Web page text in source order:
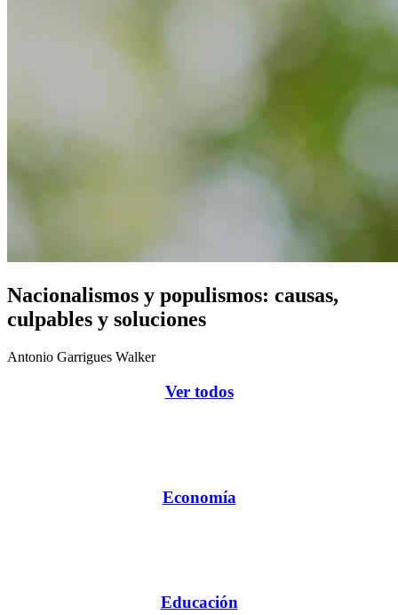
Nacionalismos y populismos: causas,
culpables y soluciones
Antonio Garrigues Walker
Ver todos
Economía
Educación